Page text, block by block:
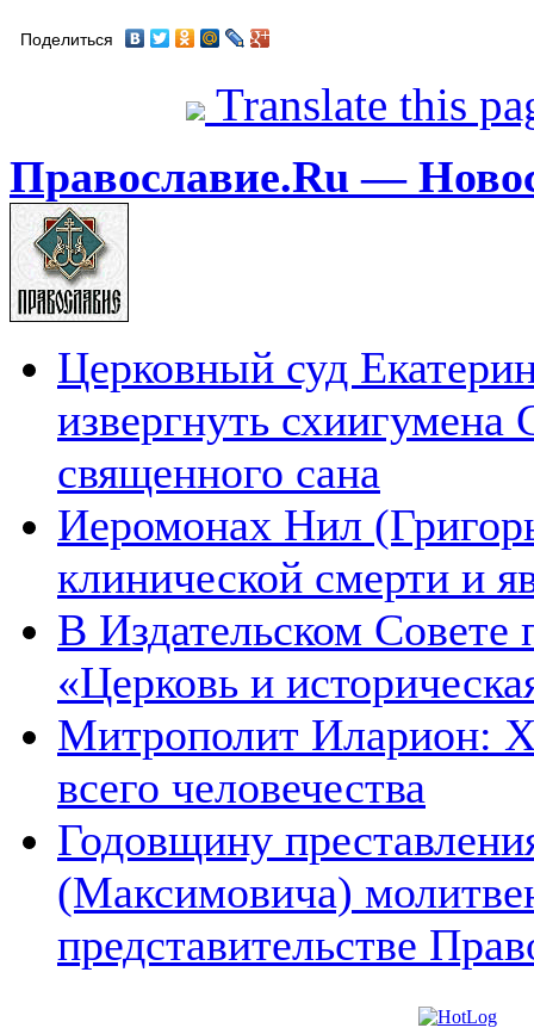
Поделиться
Translate this
Православие.Ru —
Церковный суд
извергнуть схиигумена
священного сана
Иеромонах Нил
клинической смерти и
В Издательском Совете
«Церковь и
Митрополит Иларион:
всего человечества
Годовщину
(Максимовича)
представительстве